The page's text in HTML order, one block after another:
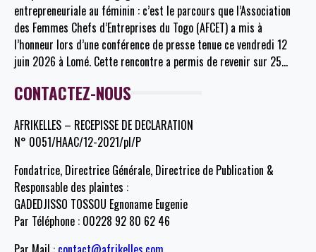
entrepreneuriale au féminin : c’est le parcours que l’Association
des Femmes Chefs d’Entreprises du Togo (AFCET) a mis à
l’honneur lors d’une conférence de presse tenue ce vendredi 12
juin 2026 à Lomé. Cette rencontre a permis de revenir sur 25…
CONTACTEZ-NOUS
AFRIKELLES – RECEPISSE DE DECLARATION
N° 0051/HAAC/12-2021/pl/P
Fondatrice, Directrice Générale, Directrice de Publication &
Responsable des plaintes :
GADEDJISSO TOSSOU Egnoname Eugenie
Par Téléphone : 00228 92 80 62 46